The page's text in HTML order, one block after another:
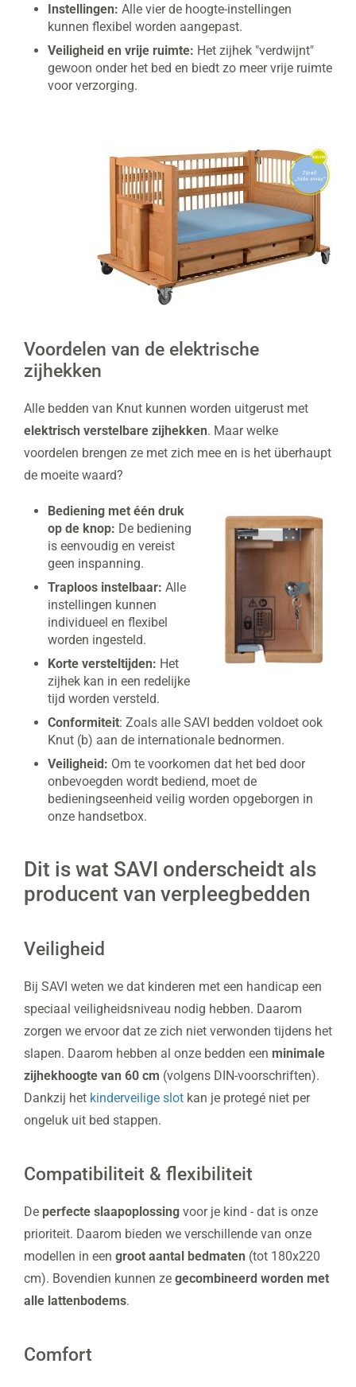
Instellingen: Alle vier de hoogte-instellingen
kunnen flexibel worden aangepast.
Veiligheid en vrije ruimte: Het zijhek "verdwijnt"
gewoon onder het bed en biedt zo meer vrije ruimte
voor verzorging.
Voordelen van de elektrische
zijhekken
Alle bedden van Knut kunnen worden uitgerust met
elektrisch verstelbare zijhekken. Maar welke
voordelen brengen ze met zich mee en is het überhaupt
de moeite waard?
Bediening met één druk
op de knop: De bediening
is eenvoudig en vereist
geen inspanning.
Traploos instelbaar: Alle
instellingen kunnen
individueel en flexibel
worden ingesteld.
Korte versteltijden: Het
zijhek kan in een redelijke
tijd worden versteld.
Conformiteit: Zoals alle SAVI bedden voldoet ook
Knut (b) aan de internationale bednormen.
Veiligheid: Om te voorkomen dat het bed door
onbevoegden wordt bediend, moet de
bedieningseenheid veilig worden opgeborgen in
onze handsetbox.
Dit is wat SAVI onderscheidt als
producent van verpleegbedden
Veiligheid
Bij SAVI weten we dat kinderen met een handicap een
speciaal veiligheidsniveau nodig hebben. Daarom
zorgen we ervoor dat ze zich niet verwonden tijdens het
slapen. Daarom hebben al onze bedden een minimale
zijhekhoogte van 60 cm (volgens DIN-voorschriften).
Dankzij het kinderveilige slot kan je protegé niet per
ongeluk uit bed stappen.
Compatibiliteit & flexibiliteit
De perfecte slaapoplossing voor je kind - dat is onze
prioriteit. Daarom bieden we verschillende van onze
modellen in een groot aantal bedmaten (tot 180x220
cm). Bovendien kunnen ze gecombineerd worden met
alle lattenbodems.
Comfort